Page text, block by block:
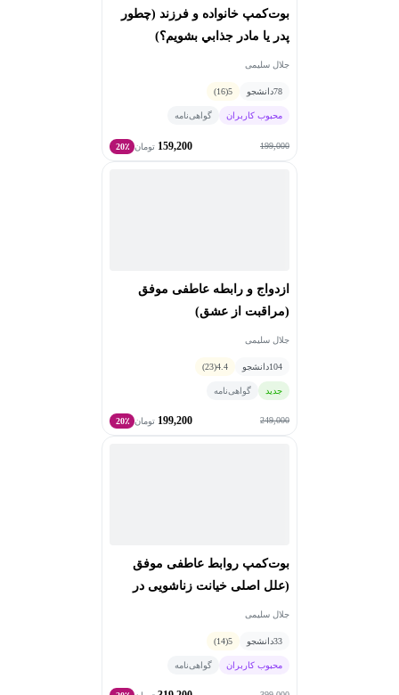
بوت‌کمپ خانواده و فرزند (چطور
پدر يا مادر جذابي بشويم؟)
جلال سلیمی
78دانشجو 5
(16)
محبوب کاربران گواهی‌نامه
199,000
159,200 تومان 20٪
ازدواج و رابطه عاطفی موفق
(مراقبت از عشق)
جلال سلیمی
104دانشجو 4.4
(23)
جدید گواهی‌نامه
249,000
199,200 تومان 20٪
بوت‌کمپ روابط عاطفی موفق
(علل اصلی خیانت زناشویی در
ايران)
جلال سلیمی
33دانشجو 5
(14)
محبوب کاربران گواهی‌نامه